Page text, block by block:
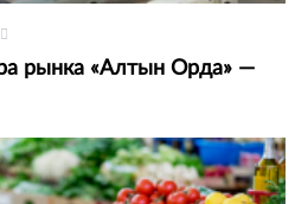
рынка «Алтын Орда» —